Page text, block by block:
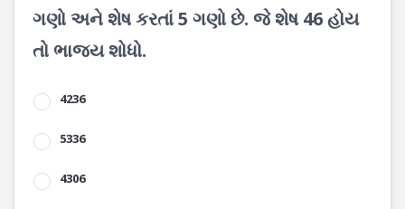
ગણો અને શેષ કરતાં 5 ગણો છે. જે શેષ 46 હોય
તો ભાજ્ય શોધો.
4236
5336
4306